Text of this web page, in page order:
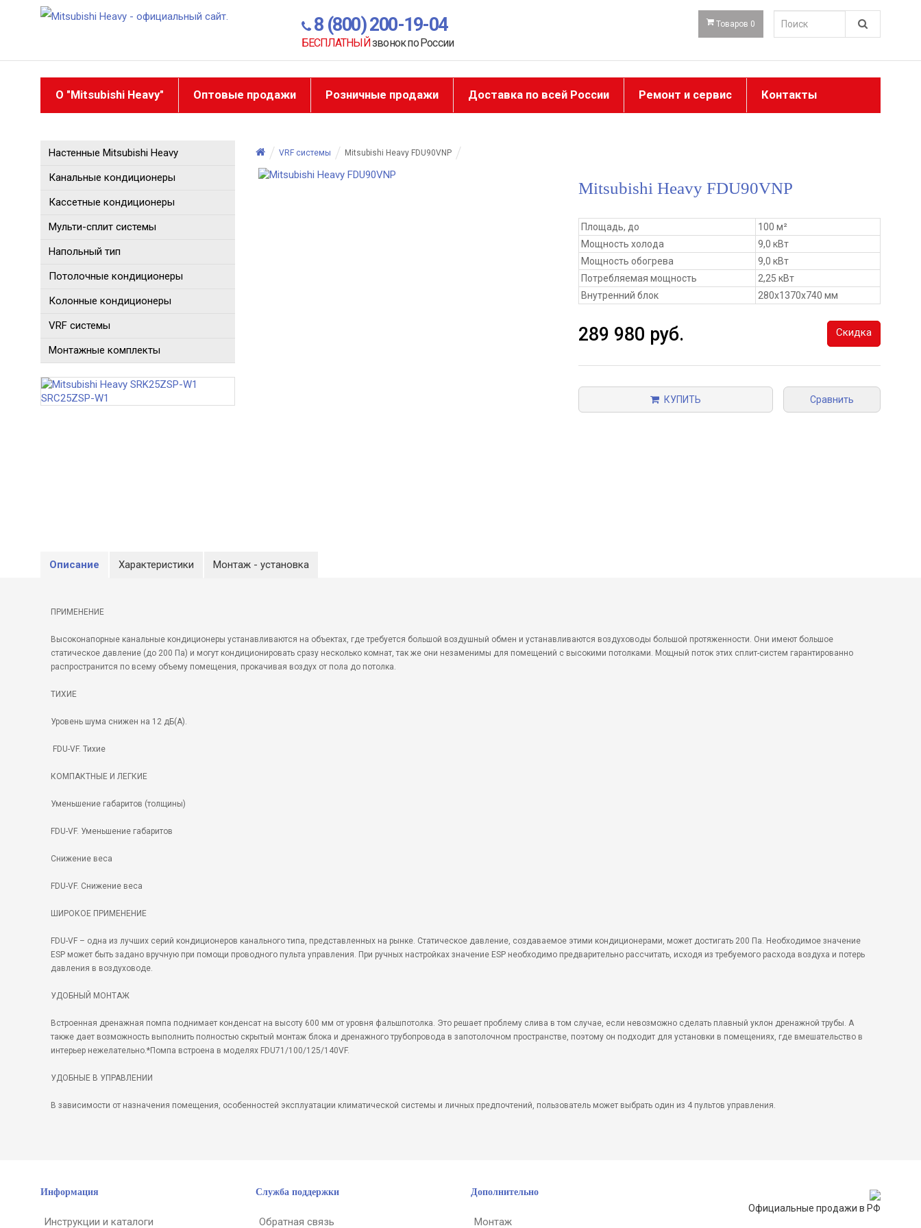
8 (800) 200-19-04
БЕСПЛАТНЫЙзвонок по России
Товаров 0
О "Mitsubishi Heavy" Оптовые продажи Розничные продажи Доставка по всей России Ремонт и сервис Контакты
Настенные Mitsubishi Heavy
Канальные кондиционеры
Кассетные кондиционеры
Мульти-сплит системы
Напольный тип
Потолочные кондиционеры
Колонные кондиционеры
VRF системы
Монтажные комплекты
VRF системы Mitsubishi Heavy FDU90VNP
Mitsubishi Heavy FDU90VNP
Площадь, до
100 м²
Мощность холода
9,0 кВт
Мощность обогрева
9,0 кВт
Потребляемая мощность
2,25 кВт
Внутренний блок
280x1370x740 мм
289 980 руб. Скидка
КУПИТЬ Сравнить
Описание Характеристики Монтаж - установка
ПРИМЕНЕНИЕ
Высоконапорные канальные кондиционеры устанавливаются на объектах, где требуется большой воздушный обмен и устанавливаются воздуховоды большой протяженности. Они имеют большое
статическое давление (до 200 Па) и могут кондиционировать сразу несколько комнат, так же они незаменимы для помещений с высокими потолками. Мощный поток этих сплит-систем гарантированно
распространится по всему объему помещения, прокачивая воздух от пола до потолка.
ТИХИЕ
Уровень шума снижен на 12 дБ(А).
FDU-VF. Тихие
КОМПАКТНЫЕ И ЛЕГКИЕ
Уменьшение габаритов (толщины)
FDU-VF. Уменьшение габаритов
Снижение веса
FDU-VF. Снижение веса
ШИРОКОЕ ПРИМЕНЕНИЕ
FDU-VF – одна из лучших серий кондиционеров канального типа, представленных на рынке. Статическое давление, создаваемое этими кондиционерами, может достигать 200 Па. Необходимое значение
ESP может быть задано вручную при помощи проводного пульта управления. При ручных настройках значение ESP необходимо предварительно рассчитать, исходя из требуемого расхода воздуха и потерь
давления в воздуховоде.
УДОБНЫЙ МОНТАЖ
Встроенная дренажная помпа поднимает конденсат на высоту 600 мм от уровня фальшпотолка. Это решает проблему слива в том случае, если невозможно сделать плавный уклон дренажной трубы. А
также дает возможность выполнить полностью скрытый монтаж блока и дренажного трубопровода в запотолочном пространстве, поэтому он подходит для установки в помещениях, где вмешательство в
интерьер нежелательно.*Помпа встроена в моделях FDU71/100/125/140VF.
УДОБНЫЕ В УПРАВЛЕНИИ
В зависимости от назначения помещения, особенностей эксплуатации климатической системы и личных предпочтений, пользователь может выбрать один из 4 пультов управления.
Информация
Инструкции и каталоги
Служба поддержки
Обратная связь
Дополнительно
Монтаж
Официальные продажи в РФ